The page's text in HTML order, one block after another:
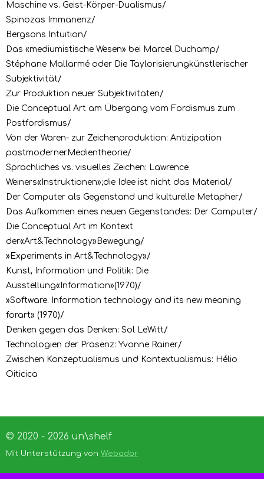
Maschine vs. Geist-Körper-Dualismus/
Spinozas Immanenz/
Bergsons Intuition/
Das «mediumistische Wesen» bei Marcel Duchamp/
Stéphane Mallarmé oder Die Taylorisierungkünstlerischer
Subjektivität/
Zur Produktion neuer Subjektivitäten/
Die Conceptual Art am Übergang vom Fordismus zum
Postfordismus/
Von der Waren- zur Zeichenproduktion: Antizipation
postmodernerMedientheorie/
Sprachliches vs. visuelles Zeichen: Lawrence
Weiners«Instruktionen»;die Idee ist nicht das Material/
Der Computer als Gegenstand und kulturelle Metapher/
Das Aufkommen eines neuen Gegenstandes: Der Computer/
Die Conceptual Art im Kontext
der«Art&Technology»Bewegung/
»Experiments in Art&Technology»/
Kunst, Information und Politik: Die
Ausstellung«Information»(1970)/
»Software. Information technology and its new meaning
forart» (1970)/
Denken gegen das Denken: Sol LeWitt/
Technologien der Präsenz: Yvonne Rainer/
Zwischen Konzeptualismus und Kontextualismus: Hélio
Oiticica
© 2020 - 2026 un\shelf
Mit Unterstützung von Webador